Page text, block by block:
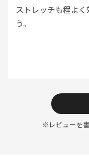
ストレッチも程よ
う。
※レビューを